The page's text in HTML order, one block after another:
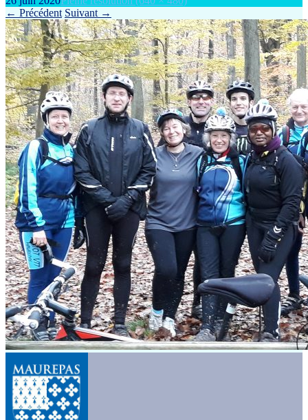
← Précédent Suivant →